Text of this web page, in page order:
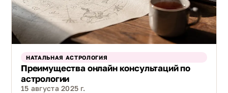
НАТАЛЬНАЯ АСТРОЛОГИЯ
Преимущества онлайн консультаций по
астрологии
15 августа 2025 г.